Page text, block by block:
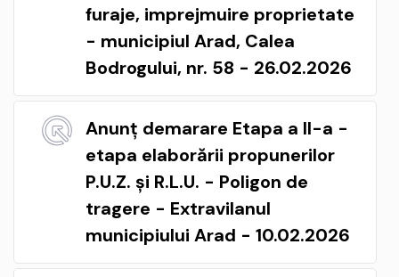
furaje, imprejmuire proprietate
- municipiul Arad, Calea
Bodrogului, nr. 58 - 26.02.2026
Anunț demarare Etapa a II-a -
etapa elaborării propunerilor
P.U.Z. și R.L.U. - Poligon de
tragere - Extravilanul
municipiului Arad - 10.02.2026